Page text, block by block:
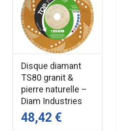
Disque diamant
TS80 granit &
pierre naturelle –
Diam Industries
48,42 €